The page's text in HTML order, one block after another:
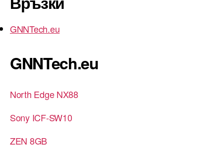
GNNTech.eu
GNNTech.eu
North Edge NX88
Sony ICF-SW10
ZEN 8GB